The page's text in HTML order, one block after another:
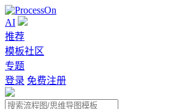
AI
推荐
模板社区
专题
登录 免费注册